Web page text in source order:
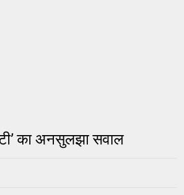
का अनसुलझा सवाल